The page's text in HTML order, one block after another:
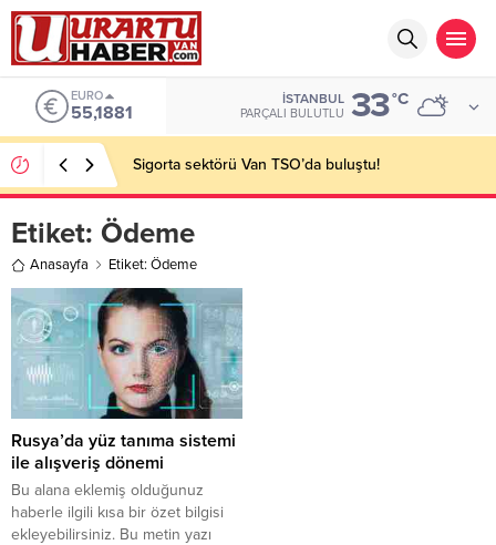
EURO
55,1881
İSTANBUL
PARÇALI BULUTLU 33°C
Sigorta sektörü Van TSO’da buluştu!
Etiket: Ödeme
Anasayfa Etiket: Ödeme
Rusya’da yüz tanıma sistemi
ile alışveriş dönemi
Bu alana eklemiş olduğunuz
haberle ilgili kısa bir özet bilgisi
ekleyebilirsiniz. Bu metin yazı